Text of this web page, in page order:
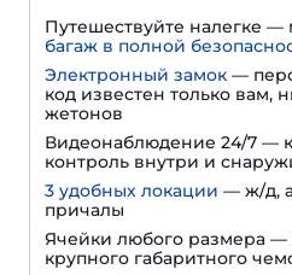
Путешествуйте налегке
багаж в полной
Электронный замок —
код известен только вам,
жетонов
Видеонаблюдение 24/7 —
контроль внутри и
3 удобных локации — ж/д,
причалы
Ячейки любого размера —
крупного габаритного